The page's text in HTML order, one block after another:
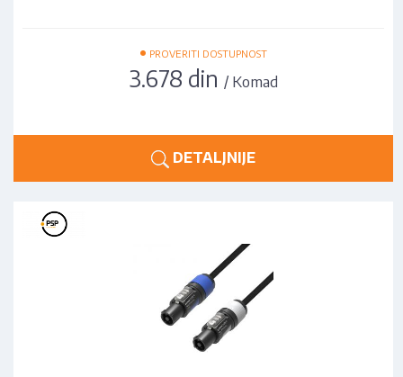
• PROVERITI DOSTUPNOST
3.678 din / Komad
DETALJNIJE